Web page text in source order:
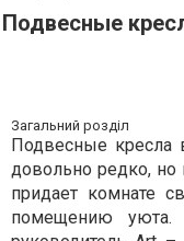
Подвесные
Загальний розділ
Подвесные кресла
довольно редко, но
придает комнате
помещению уюта.